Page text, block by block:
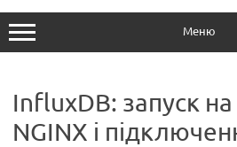
Меню
InfluxDB: запуск
NGINX і